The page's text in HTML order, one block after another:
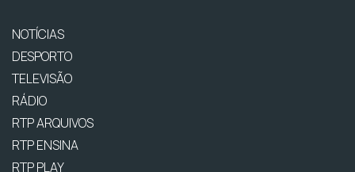
NOTÍCIAS
DESPORTO
TELEVISÃO
RÁDIO
RTP ARQUIVOS
RTP ENSINA
RTP PLAY